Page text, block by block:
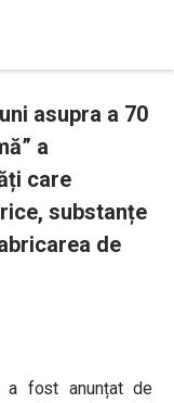
asupra a 70
a
care
substanțe
de
a fost anunțat de